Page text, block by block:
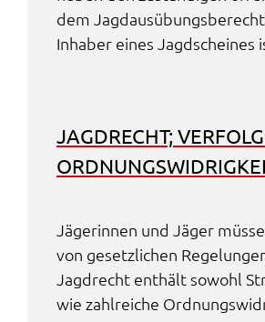
dem
Inha­ber eines Jagd­schei­nes
JAGD­RECHT;
Jäge­rin­nen und Jäger
von gesetz­li­chen
Jagd­recht enthält sowohl
wie zahl­rei­che